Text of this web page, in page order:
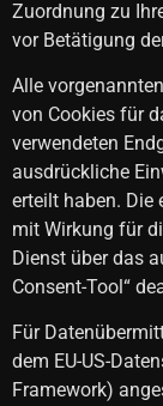
Zuordnung zu
vor Betätigung
Alle
von Cookies für
verwendeten
ausdrückliche
erteilt haben. Die
mit Wirkung für
Dienst über das
Consent-Tool“
Für
dem EU-US-
Framework)